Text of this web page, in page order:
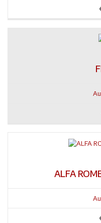
ALFA